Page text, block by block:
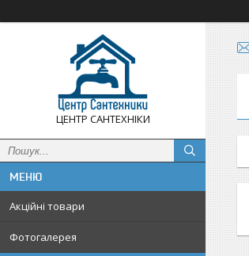
ЦЕНТР САНТЕХНІКИ
Акційні товари
Фотогалерея